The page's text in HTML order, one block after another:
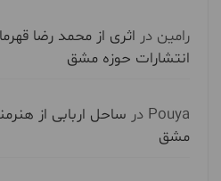
رامین در اثری از محمد رضا
انتشارات حوزه مشق
Pouya در ساحل اربابی از
مشق